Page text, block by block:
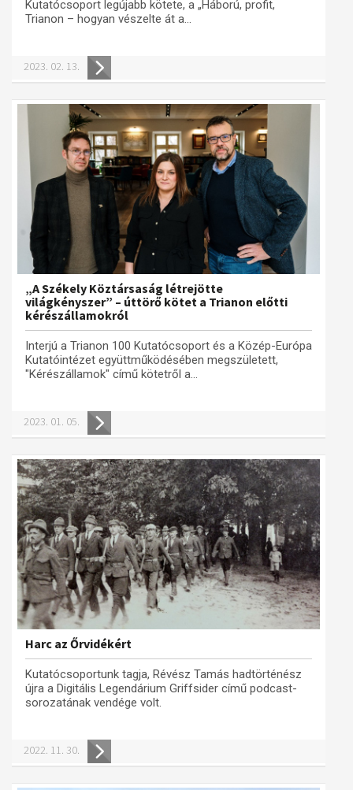
Kutatócsoport legújabb kötete, a „Háború, profit,
Trianon – hogyan vészelte át a...
2023. 02. 13.
„A Székely Köztársaság létrejötte
világkényszer” – úttörő kötet a Trianon előtti
kérészállamokról
Interjú a Trianon 100 Kutatócsoport és a Közép-Európa
Kutatóintézet együttműködésében megszületett,
"Kérészállamok" című kötetről a...
2023. 01. 05.
Harc az Őrvidékért
Kutatócsoportunk tagja, Révész Tamás hadtörténész
újra a Digitális Legendárium Griffsider című podcast-
sorozatának vendége volt.
2022. 11. 30.